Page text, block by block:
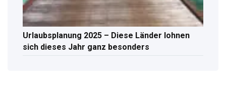
Urlaubsplanung 2025 – Diese Länder lohnen
sich dieses Jahr ganz besonders